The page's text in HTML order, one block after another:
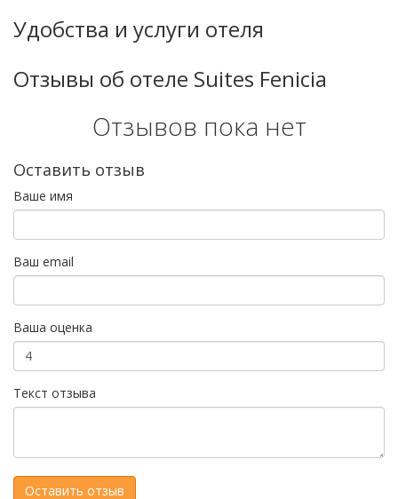
Удобства и услуги отеля
Отзывы об отеле Suites Fenicia
Отзывов пока нет
Оставить отзыв
Ваше имя
Ваш email
Ваша оценка
Текст отзыва